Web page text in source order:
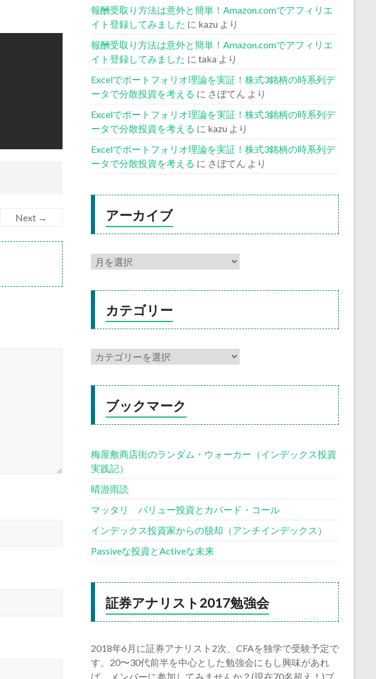
Next →
報酬受取り方法は意外と簡単！Amazon.comでアフィリエ
イト登録してみました に kazu より
報酬受取り方法は意外と簡単！Amazon.comでアフィリエ
イト登録してみました に taka より
Excelでポートフォリオ理論を実証！株式3銘柄の時系列デ
ータで分散投資を考える に さぼてん より
Excelでポートフォリオ理論を実証！株式3銘柄の時系列デ
ータで分散投資を考える に kazu より
Excelでポートフォリオ理論を実証！株式3銘柄の時系列デ
ータで分散投資を考える に さぼてん より
アーカイブ
カテゴリー
ブックマーク
梅屋敷商店街のランダム・ウォーカー（インデックス投資
実践記）
晴游雨読
マッタリ バリュー投資とカバード・コール
インデックス投資家からの脱却（アンチインデックス）
Passiveな投資とActiveな未来
証券アナリスト2017勉強会
2018年6月に証券アナリスト2次、CFAを独学で受験予定で
す。20〜30代前半を中心とした勉強会にもし興味があれ
ば、メンバーに参加してみませんか？(現在70名超え！)ブ